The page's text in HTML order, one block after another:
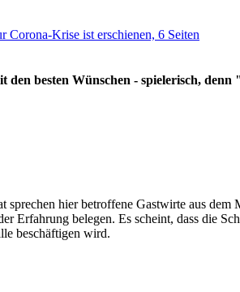
Krise ist erschienen, 6 Seiten
besten Wünschen - spielerisch, denn
hier betroffene Gastwirte aus
Erfahrung belegen. Es scheint, dass die
beschäftigen wird.